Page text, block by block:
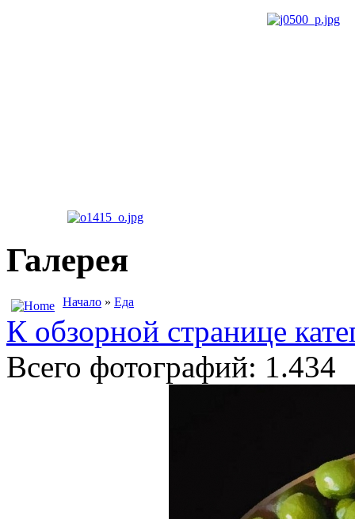
Галерея
Начало » Еда
К обзорной странице
Всего фотографий: 1.434